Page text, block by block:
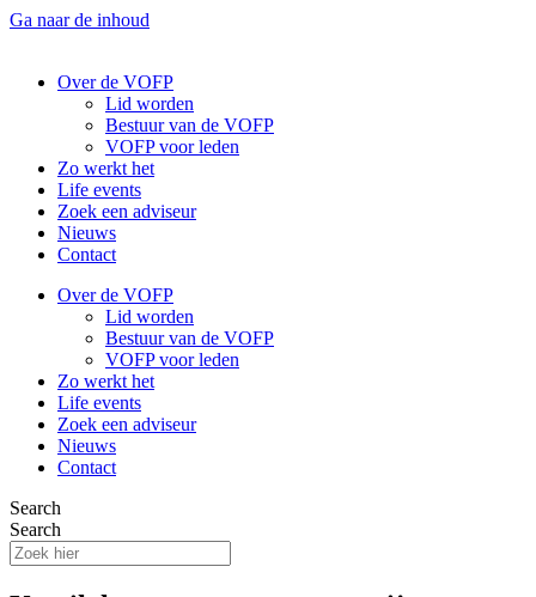
Ga naar de inhoud
Over de VOFP
Lid worden
Bestuur van de VOFP
VOFP voor leden
Zo werkt het
Life events
Zoek een adviseur
Nieuws
Contact
Over de VOFP
Lid worden
Bestuur van de VOFP
VOFP voor leden
Zo werkt het
Life events
Zoek een adviseur
Nieuws
Contact
Search
Search